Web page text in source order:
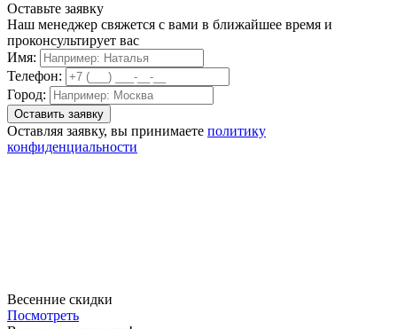
Оставьте заявку
Наш менеджер свяжется с вами в ближайшее время и
проконсультирует вас
Имя:
Телефон:
Город:
Оставляя заявку, вы принимаете политику
конфиденциальности
Весенние скидки
Посмотреть